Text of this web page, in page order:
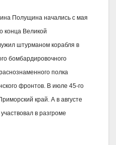
Полущина начались с мая
конца Великой
штурманом корабля в
бомбардировочного
полка
фронтов. В июле 45-го
край. А в августе
в разгроме